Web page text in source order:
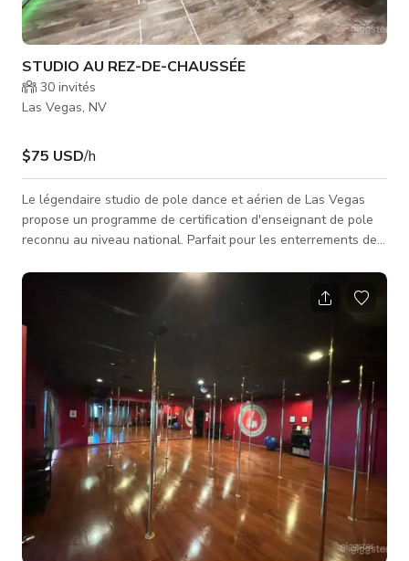
STUDIO AU REZ-DE-CHAUSSÉE
30 invités
Las Vegas, NV
$75 USD/h
Le légendaire studio de pole dance et aérien de Las Vegas
propose un programme de certification d'enseignant de pole
reconnu au niveau national. Parfait pour les enterrements de
destination numéro un de la région ! Avec une bibliothèque
vidéo de pole fitness à la demande et des cours en direct, ce
studio est votre maison ultime pour voler, faire des flips et
bouger — où que vous soyez ! Studio au rez-de-chaussée
avec so